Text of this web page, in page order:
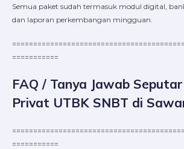
Semua paket sudah termasuk modul digital,
dan laporan perkembangan mingguan.
===========
FAQ / Tanya Jawab
Privat UTBK SNBT di
===========